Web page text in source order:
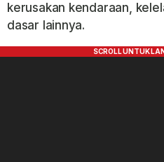
kerusakan kendaraan,
dasar lainnya.